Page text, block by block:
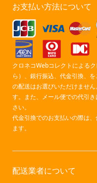
お支払い方法について
クロネコWebコレクトによる
ら）、銀行振込、代金引換、
の配送はお選びいただけませ
す。また、メール便での代引
さい。
代金引換でのお支払いの際は
ます。
配送業者について